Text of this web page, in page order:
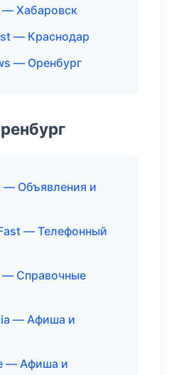
Хабаровск
— Краснодар
— Оренбург
— Объявления и
— Телефонный
— Справочные
— Афиша и
— Афиша и